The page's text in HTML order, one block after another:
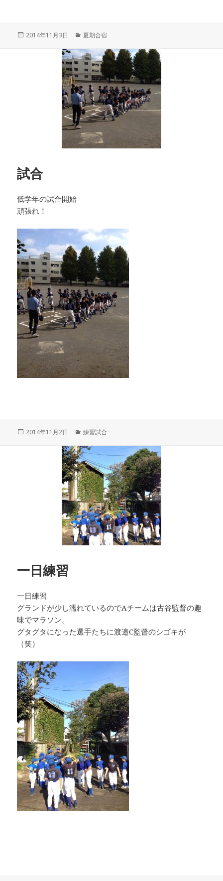
投
2014年11月3日
カ
ゴ
リ
ー
夏期合宿
試合
低学年の試合開始
頑張れ！
投
2014年11月2日
カ
ゴ
リ
ー
練習試合
一日練習
一日練習
グランドが少し濡れているのでAチームは古谷監督の趣
味でマラソン。
グタグタになった選手たちに渡邉C監督のシゴキが
（笑）